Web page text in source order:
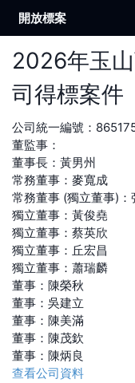
開放標案
2026年玉
司得標案件
公司統一編號：
董監事：
董事長 ： 黃男州
常務董事 ： 麥寬成
常務董事 (獨立董事) ：
獨立董事 ： 黃俊堯
獨立董事 ： 蔡英欣
獨立董事 ： 丘宏昌
獨立董事 ： 蕭瑞麟
董事 ： 陳榮秋
董事 ： 吳建立
董事 ： 陳美滿
董事 ： 陳茂欽
董事 ： 陳炳良
查看公司資料